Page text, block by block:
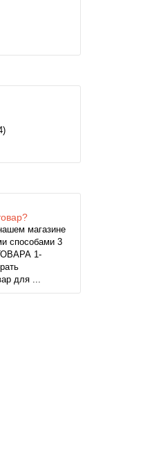
магазине
способами 3
1-
для ...